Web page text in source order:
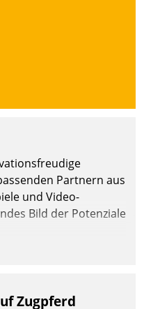
Partnern aus
und Video-
Bild der Potenziale
Zugpferd